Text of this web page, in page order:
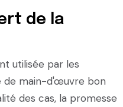
de la
utilisée par les
de main-d'œuvre bon
des cas, la promesse